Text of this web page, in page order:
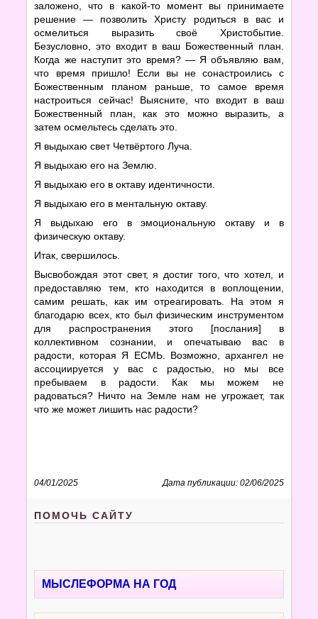
заложено, что в какой-то момент вы принимаете
решение — позволить Христу родиться в вас и
осмелиться выразить своё Христобытие.
Безусловно, это входит в ваш Божественный план.
Когда же наступит это время? — Я объявляю вам,
что время пришло! Если вы не сонастроились с
Божественным планом раньше, то самое время
настроиться сейчас! Выясните, что входит в ваш
Божественный план, как это можно выразить, а
затем осмельтесь сделать это.
Я выдыхаю свет Четвёртого Луча.
Я выдыхаю его на Землю.
Я выдыхаю его в октаву идентичности.
Я выдыхаю его в ментальную октаву.
Я выдыхаю его в эмоциональную октаву и в
физическую октаву.
Итак, свершилось.
Высвобождая этот свет, я достиг того, что хотел, и
предоставляю тем, кто находится в воплощении,
самим решать, как им отреагировать. На этом я
благодарю всех, кто был физическим инструментом
для распространения этого [послания] в
коллективном сознании, и опечатываю вас в
радости, которая Я ЕСМЬ. Возможно, архангел не
ассоциируется у вас с радостью, но мы все
пребываем в радости. Как мы можем не
радоваться? Ничто на Земле нам не угрожает, так
что же может лишить нас радости?
04/01/2025 Дата публикации: 02/06/2025
ПОМОЧЬ САЙТУ
МЫСЛЕФОРМА НА ГОД